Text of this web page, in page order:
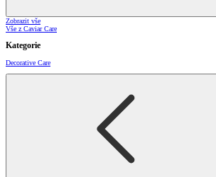
Zobrazit vše
Vše z Caviar Care
Kategorie
Decorative Care